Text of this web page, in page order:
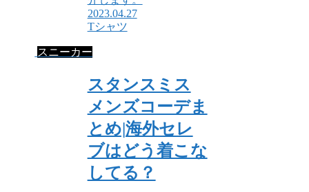
2023.04.27
Tシャツ
スニーカー
スタンスミス
メンズコーデま
とめ|海外セレ
ブはどう着こな
してる？